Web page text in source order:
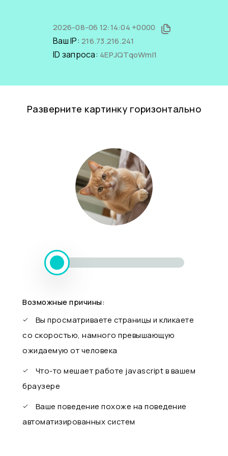
2026-08-06 12:14:04 +0000
Ваш IP: 216.73.216.241
ID запроса: 4EPJQTqoWmI1
Разверните картинку горизонтально
Возможные причины:
Вы просматриваете страницы и кликаете
со скоростью, намного превышающую
ожидаемую от человека
Что-то мешает работе javascript в вашем
браузере
Ваше поведение похоже на поведение
автоматизированных систем